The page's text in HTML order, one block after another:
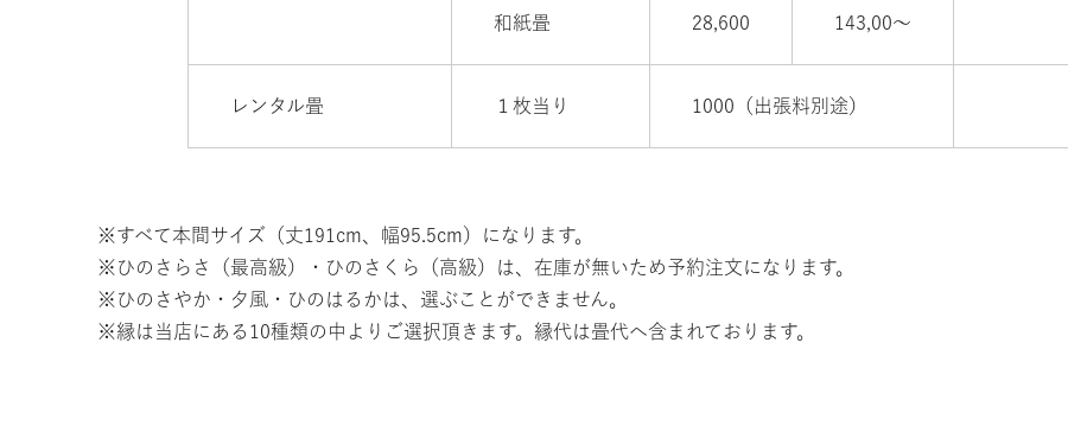
和紙畳 28,600 143,00〜
レンタル畳 １枚当り 1000（出張料別途）
※すべて本間サイズ（丈191cm、幅95.5cm）になります。
※ひのさらさ（最高級）・ひのさくら（高級）は、在庫が無いため予約注文になります。
※ひのさやか・夕風・ひのはるかは、選ぶことができません。
※縁は当店にある10種類の中よりご選択頂きます。縁代は畳代へ含まれております。